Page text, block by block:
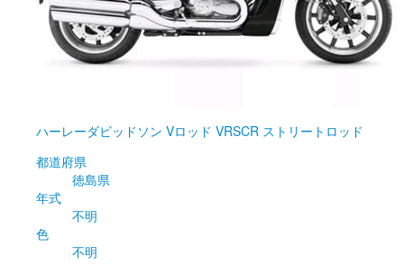
ハーレーダビッドソン Vロッド VRSCR ストリートロッド
都道府県
徳島県
年式
不明
色
不明